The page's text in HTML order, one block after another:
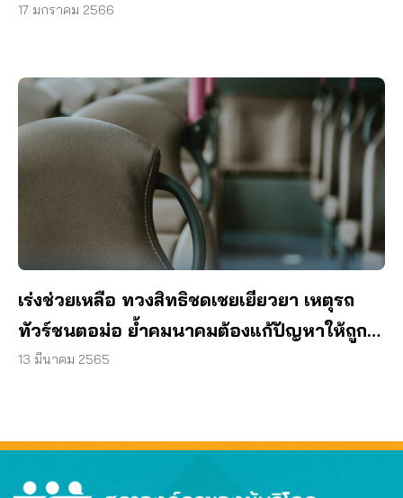
17 มกราคม 2566
เร่งช่วยเหลือ ทวงสิทธิชดเชยเยียวยา เหตุรถ
ทัวร์ชนตอม่อ ย้ำคมนาคมต้องแก้ปัญหาให้ถูก
จุด
13 มีนาคม 2565